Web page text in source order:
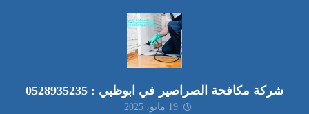
شركة مكافحة الصراصير في ابوظبي : 0528935235
19 مايو، 2025